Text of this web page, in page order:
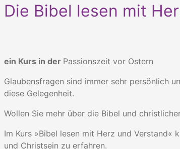
Die Bibel lesen mit
ein Kurs in der Passionszeit vor Ostern
Glaubensfragen sind immer sehr persönlich
diese Gelegenheit.
Wollen Sie mehr über die Bibel und
Im Kurs »Bibel lesen mit Herz und Verstand«
und Christsein zu erfahren.